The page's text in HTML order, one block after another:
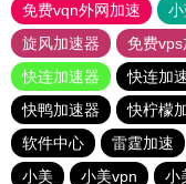
免费vqn外网加速
旋风加速器
免费vps
快连加速器
快连加
快鸭加速器
快柠檬
软件中心
雷霆加速
小美
小美vpn 小